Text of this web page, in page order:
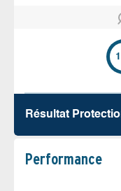
Résultat
Performance